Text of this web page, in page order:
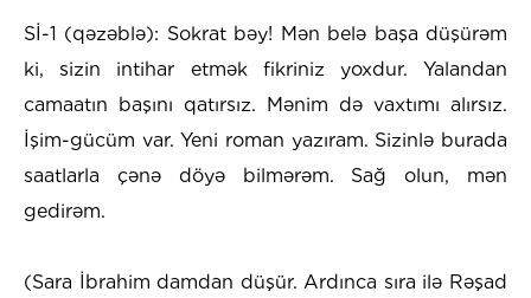
Sİ-1 (qəzəblə): Sokrat bəy! Mən belə başa düşürəm
ki, sizin intihar etmək fikriniz yoxdur. Yalandan
camaatın başını qatırsız. Mənim də vaxtımı alırsız.
İşim-gücüm var. Yeni roman yazıram. Sizinlə burada
saatlarla çənə döyə bilmərəm. Sağ olun, mən
gedirəm.
(Sara İbrahim damdan düşür. Ardınca sıra ilə Rəşad